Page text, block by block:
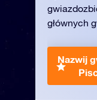
głównych
Nazwij